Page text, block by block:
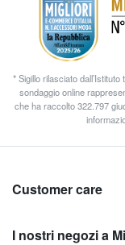
* Sigillo rilasciato
sondaggio online
che ha raccolto 322.797
Customer care
I nostri negozi a